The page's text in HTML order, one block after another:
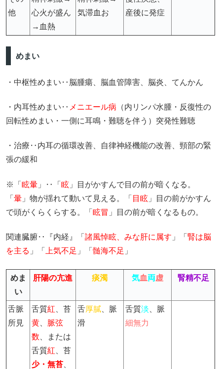
他
心火が盛ん
→血熱
気滞血お
産後に発症
めまい
・中枢性めまい‥脳腫瘍、脳血管障害、脳炎、てんかん
・内耳性めまい‥ メニエール病 （内リンパ水腫・反復性の
回転性めまい・一側に耳鳴・難聴を伴う）突発性難聴
・治療‥内耳の循環改善、自律神経機能の改善、頸部の緊
張の緩和
※「 眩暈 」‥「 眩 」目がかすんで目の前が暗くなる。
「 暈 」物が揺れて動いて見える。 「 目眩 」目の前がかすん
で頭がくらくらする。
「 眩冒 」目の前が暗くなるもの。
関連臓腑‥『内経』「 諸風悼眩、みな肝に属す 」「 腎は脳
を主る 」「 上気不足 」「 髄海不足 」
めま
い
肝陽の亢進 痰濁 気血両虚 腎精不足
舌脈
所見
舌質紅 、苔
黄
脈弦
数 、または
舌質紅 、苔
少・無苔
舌厚膩 、脈
滑
舌質淡
脈
細無力